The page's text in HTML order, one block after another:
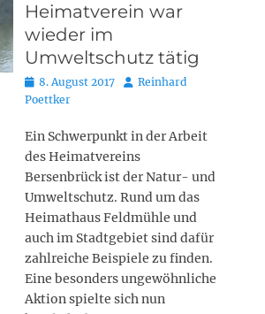
Heimatverein war
wieder im
Umweltschutz tätig
Posted
on
8. August 2017 AutorReinhard
Poettker
Ein Schwerpunkt in der Arbeit
des Heimatvereins
Bersenbrück ist der Natur- und
Umweltschutz. Rund um das
Heimathaus Feldmühle und
auch im Stadtgebiet sind dafür
zahlreiche Beispiele zu finden.
Eine besonders ungewöhnliche
Aktion spielte sich nun